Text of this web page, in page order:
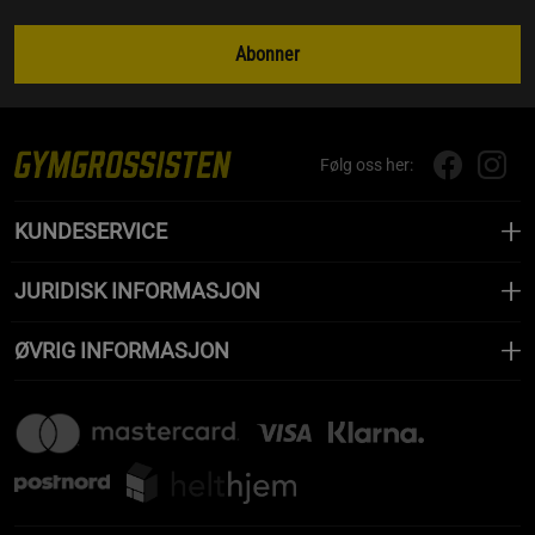
Abonner
Følg oss her:
KUNDESERVICE
JURIDISK INFORMASJON
ØVRIG INFORMASJON